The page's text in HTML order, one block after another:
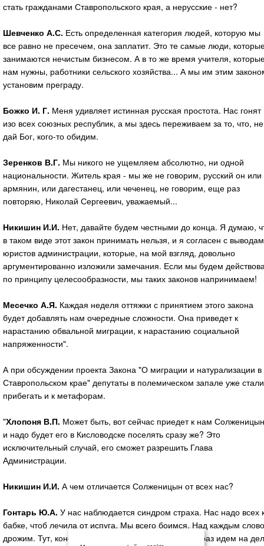
стать гражданами Ставропольского края, а нерусские - нет?
Шевченко А.С. Есть определенная категория людей, которую мы
все равно не пресечем, она заплатит. Это те самые люди,
занимаются нечистым бизнесом. А в то же время учителя,
нам нужны, работники сельского хозяйства... А мы им этим
установим преграду.
Божко И. Г. Меня удивляет истинная русская простота. Нас гонят
изо всех союзных республик, а мы здесь переживаем за то, что, не
дай Бог, кого-то обидим.
Зеренков В.Г. Мы никого не ущемляем абсолютно, ни одной
национальности. Житель края - мы же не говорим, русский он или
армянин, или дагестанец, или чеченец, не говорим, еще раз
повторяю, Николай Сергеевич, уважаемый...
Никишин И.И. Нет, давайте будем честными до конца. Я думаю,
в таком виде этот закон принимать нельзя, и я согласен с
юристов администрации, которые, на мой взгляд, довольно
аргументированно изложили замечания. Если мы будем
по принципу целесообразности, мы таких законов напринимаем!
Месечко А.Я. Каждая неделя оттяжки с принятием этого закона
будет добавлять нам очередные сложности. Она приведет к
нарастанию обвальной миграции, к нарастанию социальной
напряженности".
А при обсуждении проекта Закона "О миграции и натурализации в
Ставропольском крае" депутаты в полемическом запале уже стали
прибегать и к метафорам.
"Хлопоня В.П. Может быть, вот сейчас приедет к нам
и надо будет его в Кисловодске поселять сразу же? Это
исключительный случай, его сможет разрешить Глава
Администрации.
Никишин И.И. А чем отличается Солженицын от всех нас?
Гонтарь Ю.А. У нас наблюдается синдром страха. Нас надо всех
бабке, чтоб лечила от испуга. Мы всего боимся. Над каждым
дрожим. Тут, конечно, могут быть ошибки. Первый раз идем на